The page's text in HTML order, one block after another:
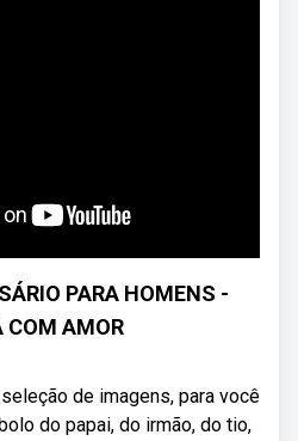
PARA HOMENS -
COM AMOR
de imagens, para você
do papai, do irmão, do tio,